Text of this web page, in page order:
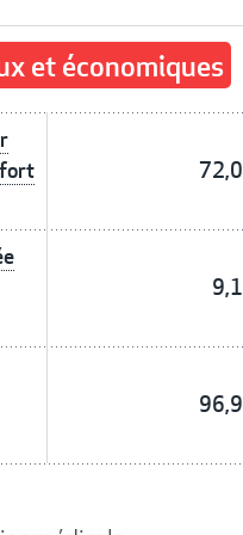
et économiques
72,0
9,1
96,9